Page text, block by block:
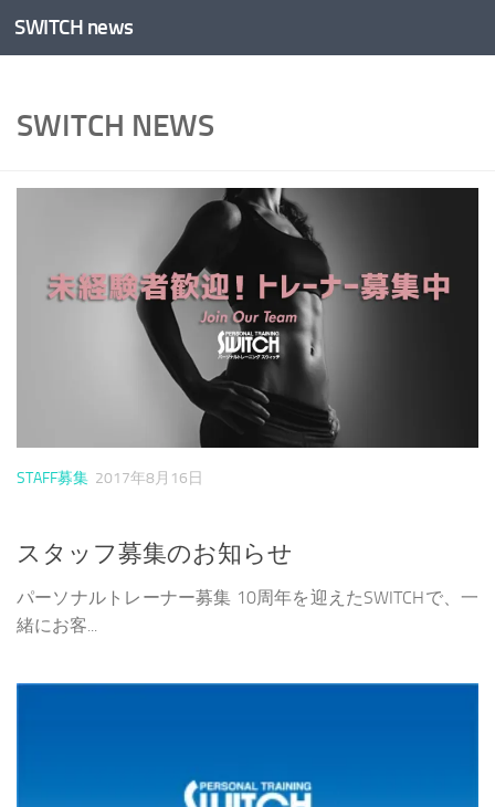
コンテンツへスキップ
SWITCH news
SWITCH NEWS
STAFF募集 2017年8月16日
スタッフ募集のお知らせ
パーソナルトレーナー募集 10周年を迎えたSWITCHで、一
緒にお客...